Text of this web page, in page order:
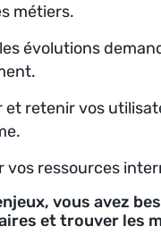
métiers.
évolutions
et retenir vos
vos ressources
vous avez
et trouver les